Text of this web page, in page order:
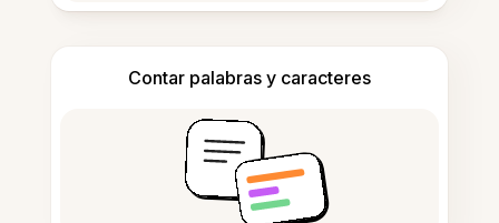
Contar palabras y caracteres